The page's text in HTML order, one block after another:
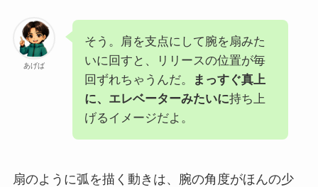
あげば
そう。肩を支点にして腕を扇みた
いに回すと、リリースの位置が毎
回ずれちゃうんだ。
まっすぐ真上
に、エレベーターみたいに持ち上
げるイメージだよ。
扇のように弧を描く動きは、腕の角度がほんの少